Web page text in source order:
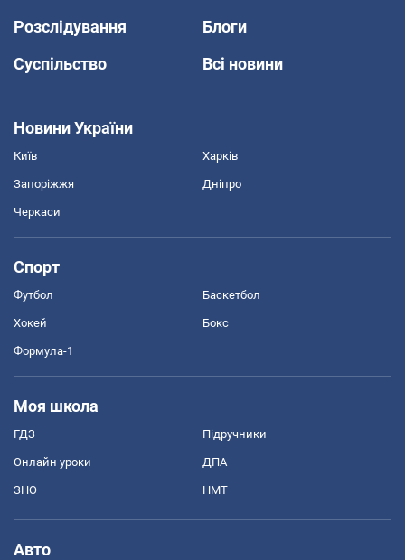
Розслідування
Блоги
Суспільство
Всі новини
Новини України
Київ Харків
Запоріжжя Дніпро
Черкаси
Спорт
Футбол Баскетбол
Хокей Бокс
Формула-1
Моя школа
ГДЗ Підручники
Онлайн уроки ДПА
ЗНО НМТ
Авто